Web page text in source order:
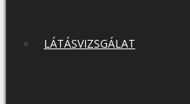
LÁTÁSVIZSGÁLAT